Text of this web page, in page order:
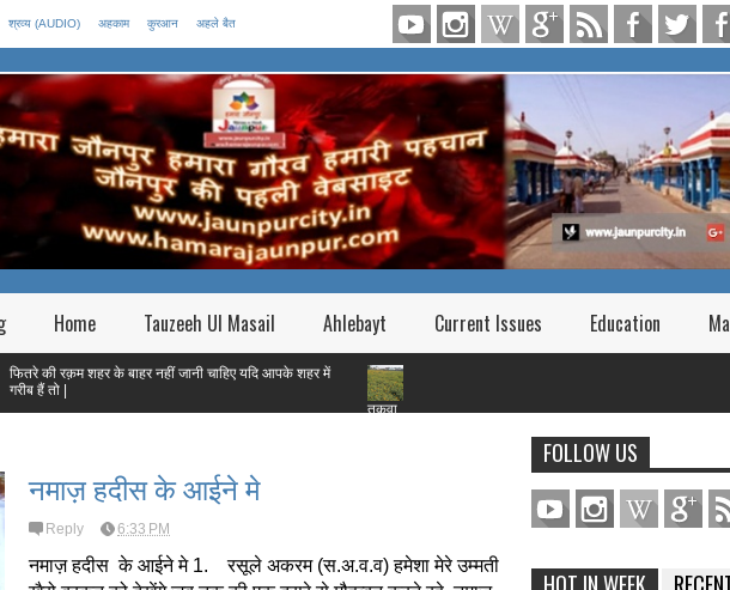
श्रव्य (AUDIO) अहकाम कुरआन अहले बैत
Home Tauzeeh Ul Masail Ahlebayt Current Issues Education
शहर के बाहर नहीं जानी चाहिए यदि आपके शहर में
तक़वा
नमाज़ हदीस के आईने मे
Reply 6:33 PM
नमाज़ हदीस के आईने मे 1. रसूले अकरम (स.अ.व.व) हमेशा मेरे उम्मती
FOLLOW US